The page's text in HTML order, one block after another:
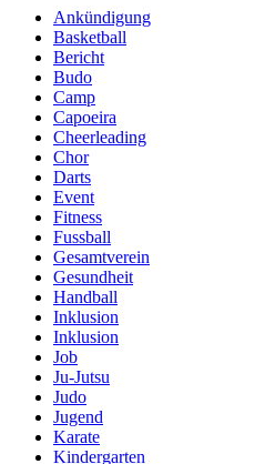
Ankündigung
Basketball
Bericht
Budo
Camp
Capoeira
Cheerleading
Chor
Darts
Event
Fitness
Fussball
Gesamtverein
Gesundheit
Handball
Inklusion
Inklusion
Job
Ju-Jutsu
Judo
Jugend
Karate
Kindergarten